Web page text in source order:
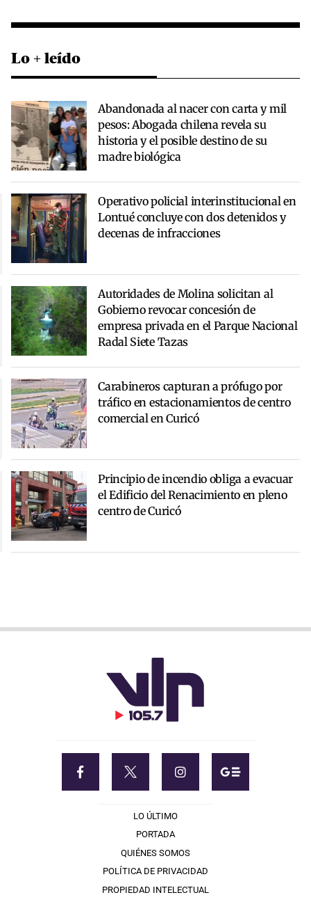
Lo + leído
Abandonada al nacer con carta y mil
pesos: Abogada chilena revela su
historia y el posible destino de su
madre biológica
Operativo policial interinstitucional en
Lontué concluye con dos detenidos y
decenas de infracciones
Autoridades de Molina solicitan al
Gobierno revocar concesión de
empresa privada en el Parque Nacional
Radal Siete Tazas
Carabineros capturan a prófugo por
tráfico en estacionamientos de centro
comercial en Curicó
Principio de incendio obliga a evacuar
el Edificio del Renacimiento en pleno
centro de Curicó
LO ÚLTIMO
PORTADA
QUIÉNES SOMOS
POLÍTICA DE PRIVACIDAD
PROPIEDAD INTELECTUAL